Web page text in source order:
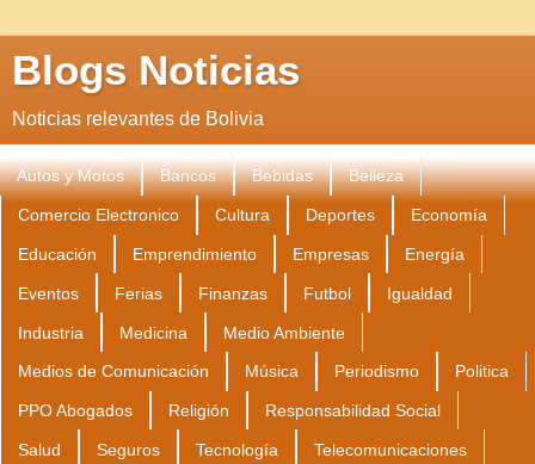
Blogs Noticias
Noticias relevantes de Bolivia
Autos y Motos Bancos Bebidas Belleza
Comercio Electronico Cultura Deportes Economía
Educación Emprendimiento Empresas Energía
Eventos Ferias Finanzas Futbol Igualdad
Industria Medicina Medio Ambiente
Medios de Comunicación Música Periodismo Politica
PPO Abogados Religión Responsabilidad Social
Salud Seguros Tecnología Telecomunicaciones